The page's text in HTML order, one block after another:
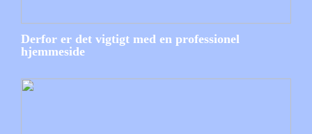
Derfor er det vigtigt med en professionel
hjemmeside